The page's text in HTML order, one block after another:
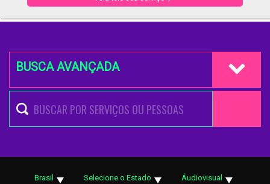
BUSCA AVANÇADA
Brasil Selecione o Estado Áudiovisual